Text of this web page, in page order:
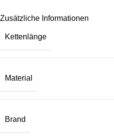
Zusätzliche Informationen
Kettenlänge
Material
Brand